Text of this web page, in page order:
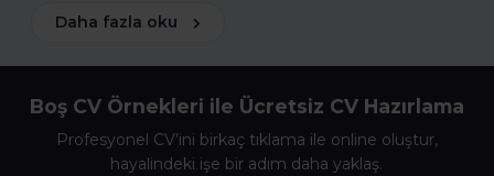
Daha fazla oku
Boş CV Örnekleri ile Ücretsiz CV Hazırlama
Profesyonel CV’ini birkaç tıklama ile online oluştur,
hayalindeki işe bir adım daha yaklaş.